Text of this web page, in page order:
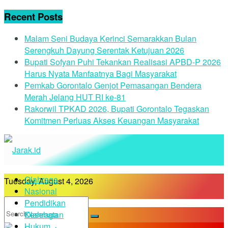
Recent Posts
Malam Seni Budaya Kerinci Semarakkan Bulan
Serengkuh Dayung Serentak Ketujuan 2026
Bupati Sofyan Puhi Tekankan Realisasi APBD-P 2026
Harus Nyata Manfaatnya Bagi Masyarakat
Pemkab Gorontalo Genjot Pemasangan Bendera
Merah Jelang HUT RI ke-81
Rakorwil TPKAD 2026, Bupati Gorontalo Tegaskan
Komitmen Perluas Akses Keuangan Masyarakat
Tuesday, August 4, 2026
Olahraga
Nasional
Pendidikan
Kesehatan
Olahraga